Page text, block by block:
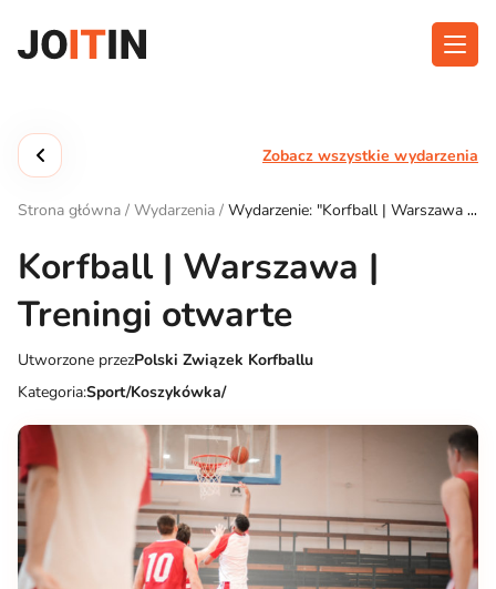
treści
Funkcjonalność
Kontakt
Pobierz aplikację:
Zobacz wszystkie wydarzenia
Strona główna / Wydarzenia / Wydarzenie: "Korfball | Warszawa |
Korfball | Warszawa |
Treningi otwarte
Utworzone przezPolski Związek Korfballu
Kategoria:Sport/Koszykówka/